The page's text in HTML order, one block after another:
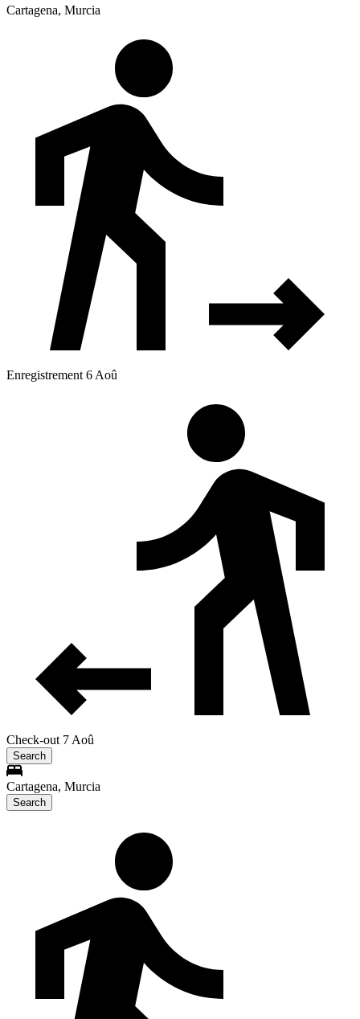
Cartagena, Murcia
Enregistrement 6 Aoû
Check-out 7 Aoû
Search
Cartagena, Murcia
Search